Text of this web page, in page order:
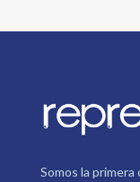
Somos la